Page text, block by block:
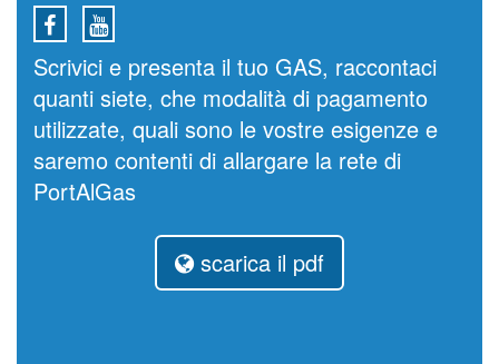
Scrivici e presenta il tuo GAS, raccontaci
quanti siete, che modalità di pagamento
utilizzate, quali sono le vostre esigenze e
saremo contenti di allargare la rete di
PortAlGas
scarica il pdf